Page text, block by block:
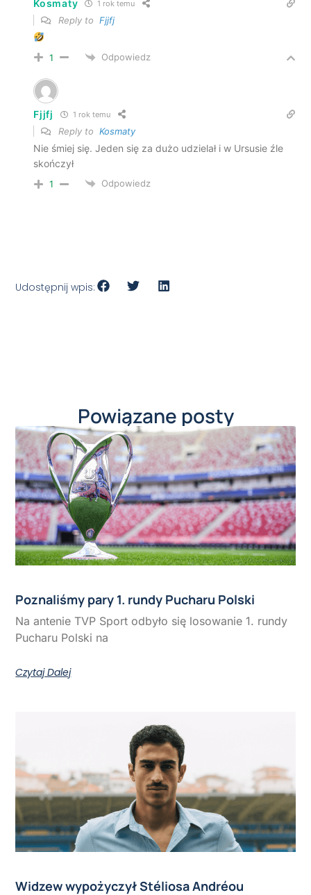
Kosmaty 1 rok temu
Reply toFjjfj
1 Odpowiedz
Fjjfj 1 rok temu
Reply toKosmaty
Nie śmiej się. Jeden się za dużo udzielał i w Ursusie źle
skończył
1 Odpowiedz
Udostępnij wpis:
Powiązane posty
Poznaliśmy pary 1. rundy Pucharu Polski
Na antenie TVP Sport odbyło się losowanie 1. rundy
Pucharu Polski na
Czytaj Dalej
Widzew wypożyczył Stéliosa Andréou